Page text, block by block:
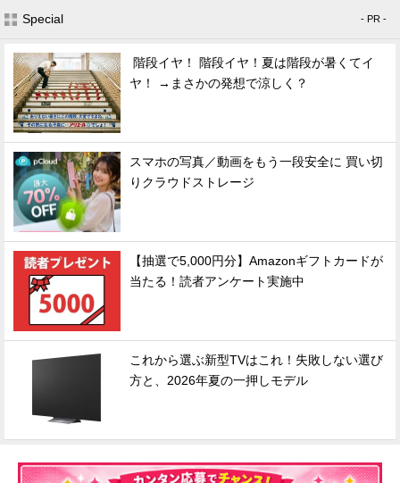
Special - PR -
階段イヤ！ 階段イヤ！夏は階段が暑くてイ
ヤ！ →まさかの発想で涼しく？
スマホの写真／動画をもう一段安全に 買い切
りクラウドストレージ
【抽選で5,000円分】Amazonギフトカードが
当たる！読者アンケート実施中
これから選ぶ新型TVはこれ！失敗しない選び
方と、2026年夏の一押しモデル